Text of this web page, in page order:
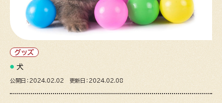
グッズ
犬
公開日：2024.02.02 更新日：2024.02.08